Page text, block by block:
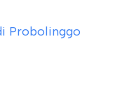
Probolinggo